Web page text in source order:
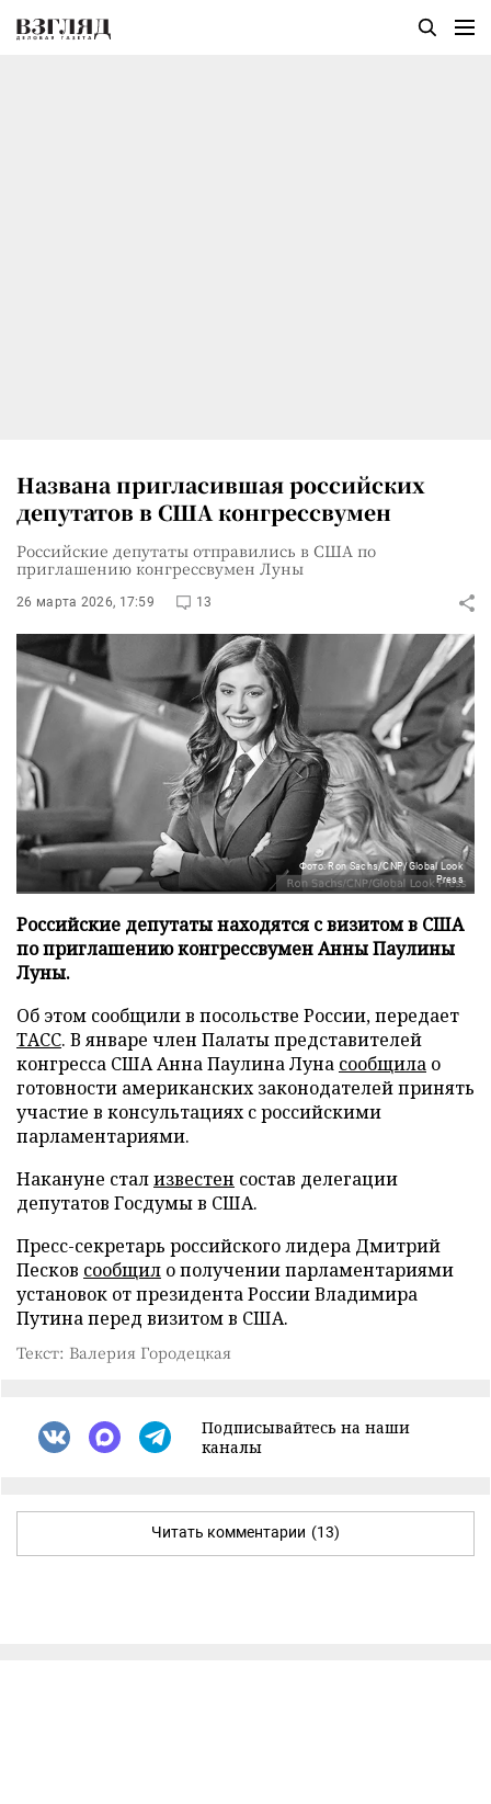
Названа пригласившая российских
депутатов в США конгрессвумен
Российские депутаты отправились в США по
приглашению конгрессвумен Луны
26 марта 2026, 17:59 13
Фото: Ron Sachs/CNP/Global Look
Press
Российские депутаты находятся с визитом в США
по приглашению конгрессвумен Анны Паулины
Луны.
Об этом сообщили в посольстве России, передает
ТАСС. В январе член Палаты представителей
конгресса США Анна Паулина Луна сообщила о
готовности американских законодателей принять
участие в консультациях с российскими
парламентариями.
Накануне стализвестен состав делегации
депутатов Госдумы в США.
Пресс-секретарь российского лидера Дмитрий
Песков сообщил о получении парламентариями
установок от президента России Владимира
Путина перед визитом в США.
Текст: Валерия Городецкая
Подписывайтесь на наши
каналы
Читать комментарии (13)